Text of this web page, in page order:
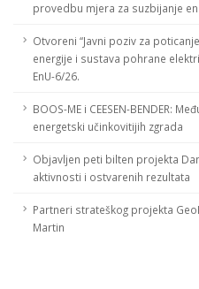
provedbu mjera za suzbijanje
Otvoreni “Javni poziv za
energije i sustava pohrane
EnU-6/26.
BOOS-ME i CEESEN-BENDER:
energetski učinkovitijih zgrada
Objavljen peti bilten projekta
aktivnosti i ostvarenih rezultata
Partneri strateškog projekta
Martin